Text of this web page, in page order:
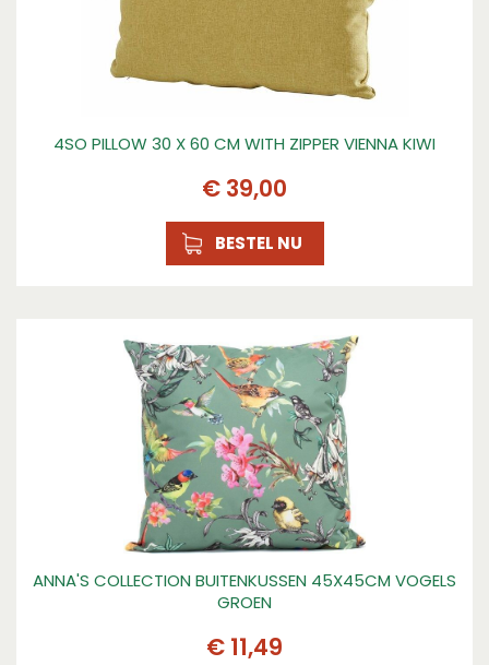
4SO PILLOW 30 X 60 CM WITH ZIPPER VIENNA KIWI
€ 39,00
BESTEL NU
ANNA'S COLLECTION BUITENKUSSEN 45X45CM VOGELS
GROEN
€ 11,49